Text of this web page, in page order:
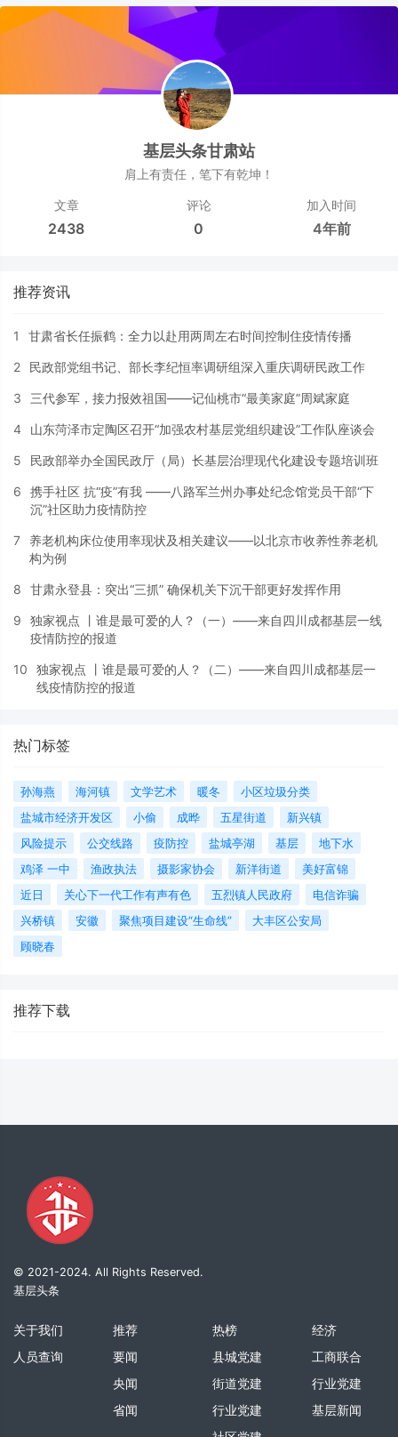
基层头条甘肃站
肩上有责任，笔下有乾坤！
文章
2438
评论
0
加入时间
4年前
推荐资讯
1 甘肃省长任振鹤：全力以赴用两周左右时间控制住疫情传播
2 民政部党组书记、部长李纪恒率调研组深入重庆调研民政工作
3 三代参军，接力报效祖国——记仙桃市“最美家庭”周斌家庭
4 山东菏泽市定陶区召开“加强农村基层党组织建设”工作队座谈会
5 民政部举办全国民政厅（局）长基层治理现代化建设专题培训班
6
携手社区 抗“疫”有我 ——八路军兰州办事处纪念馆党员干部“下
沉”社区助力疫情防控
7
养老机构床位使用率现状及相关建议——以北京市收养性养老机
构为例
8 甘肃永登县：突出“三抓” 确保机关下沉干部更好发挥作用
9
独家视点 丨谁是最可爱的人？（一）——来自四川成都基层一线
疫情防控的报道
10
独家视点 丨谁是最可爱的人？（二）——来自四川成都基层一
线疫情防控的报道
热门标签
孙海燕 海河镇 文学艺术 暖冬
小区垃圾分类
盐城市经济开发区
小偷 成晔 五星街道
新兴镇
风险提示
公交线路 疫防控 盐城亭湖 基层
地下水
鸡泽 一中
渔政执法 摄影家协会 新洋街道
美好富锦
近日
关心下一代工作有声有色 五烈镇人民政府
电信诈骗
兴桥镇
安徽 聚焦项目建设“生命线”
大丰区公安局
顾晓春
推荐下载
© 2021-2024. All Rights Reserved.
基层头条
关于我们
人员查询
推荐
要闻
央闻
省闻
热榜
县城党建
街道党建
行业党建
经济
工商联合
行业党建
基层新闻